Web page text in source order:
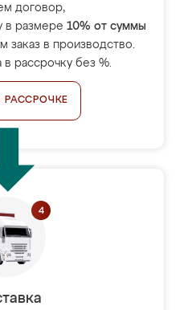
договор,
в размере 10% от суммы
заказ в производство.
рассрочку без %.
РАССРОЧКЕ